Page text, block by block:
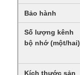
Bảo hành
Số lượng kênh
bộ nhớ (một/hai)
Kích thước sản